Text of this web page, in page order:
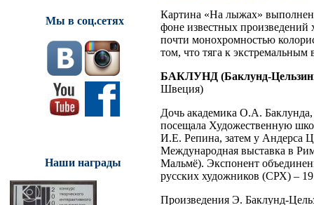
Мы в соц.сетях
Наши награды
Картина «На лыжах»
фоне известных
почти монохромностью
том, что тяга к экстремальным
БАКЛУНД (Баклунд-
Швеция)
Дочь академика О.А. Баклунда,
посещала Художественную
И.Е. Репина, затем у Андерса
Международная выставка в
Мальмё). Экспонент
русских художников (СРХ) –
Произведения Э. Баклунд-